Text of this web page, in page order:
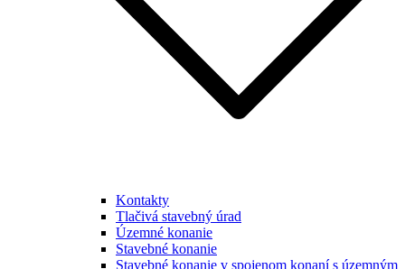
Kontakty
Tlačivá stavebný úrad
Územné konanie
Stavebné konanie
Stavebné konanie v spojenom konaní s územným